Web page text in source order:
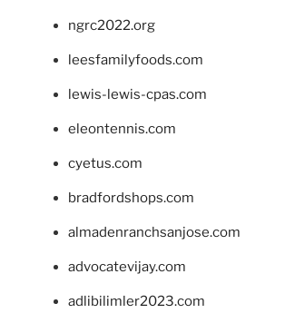
ngrc2022.org
leesfamilyfoods.com
lewis-lewis-cpas.com
eleontennis.com
cyetus.com
bradfordshops.com
almadenranchsanjose.com
advocatevijay.com
adlibilimler2023.com